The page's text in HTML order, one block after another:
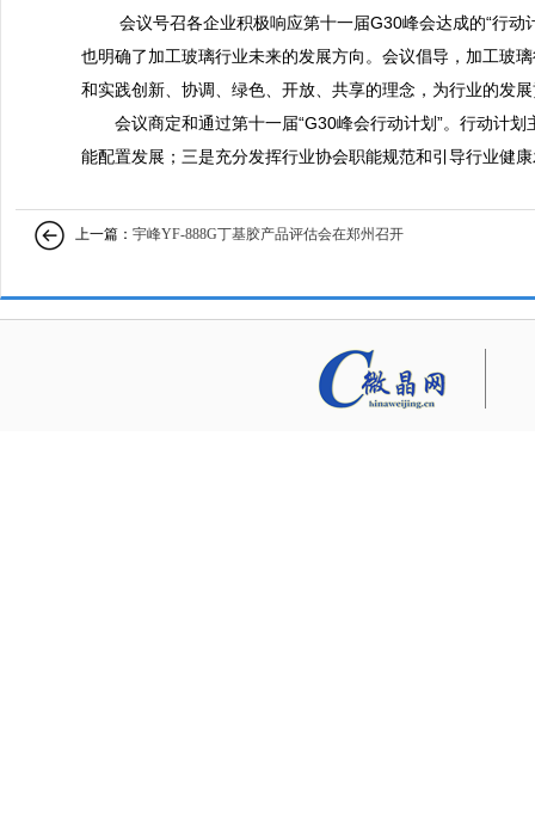
会议号召各企业积极响应第十一届G30峰会达成的“行动
也明确了加工玻璃行业未来的发展方向。会议倡导，加工玻
和实践创新、协调、绿色、开放、共享的理念，为行业的发
会议商定和通过第十一届“G30峰会行动计划”。行动计划
能配置发展；三是充分发挥行业协会职能规范和引导行业健
上一篇： 宇峰YF-888G丁基胶产品评估会在郑州召开